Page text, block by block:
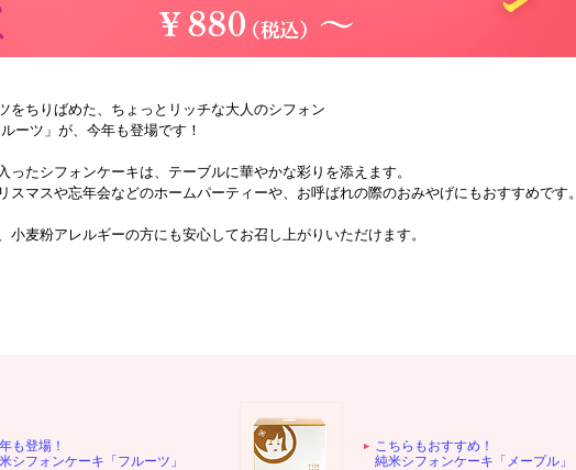
をちりばめた、ちょっとリッチな大人のシフォン
ーツ」が、今年も登場です！
ったシフォンケーキは、テーブルに華やかな彩りを添えます。
スマスや忘年会などのホームパーティーや、お呼ばれの際のおみやげにもおすすめです。
小麦粉アレルギーの方にも安心してお召し上がりいただけます。
も登場！
シフォンケーキ「フルーツ」
こちらもおすすめ！
純米シフォンケーキ「メープル」